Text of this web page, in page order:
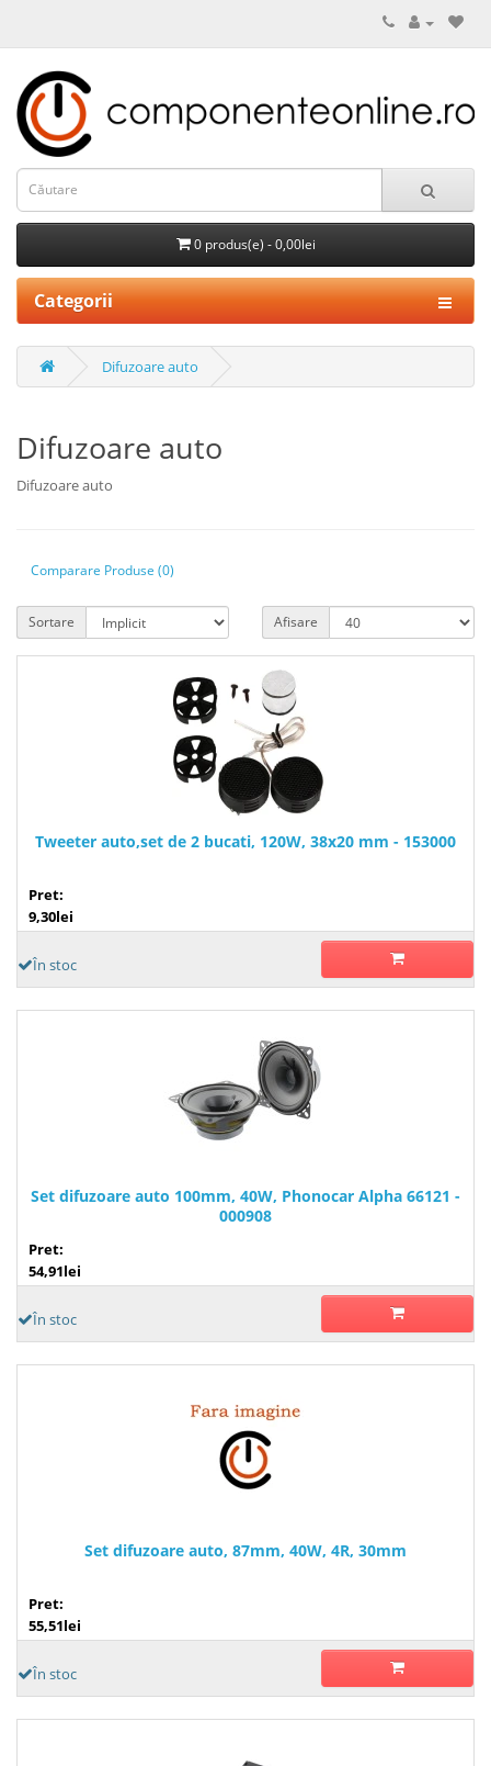
0 produs(e) - 0,00lei
Categorii
Difuzoare auto
Difuzoare auto
Difuzoare auto
Comparare Produse (0)
Sortare Afisare
Tweeter auto,set de 2 bucati, 120W, 38x20 mm - 153000
Pret:
9,30lei
În stoc
Set difuzoare auto 100mm, 40W, Phonocar Alpha 66121 -
000908
Pret:
54,91lei
În stoc
Set difuzoare auto, 87mm, 40W, 4R, 30mm
Pret:
55,51lei
În stoc